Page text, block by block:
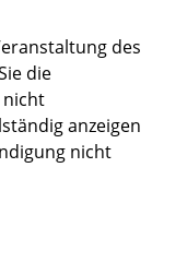
des
die
nicht
anzeigen
nicht